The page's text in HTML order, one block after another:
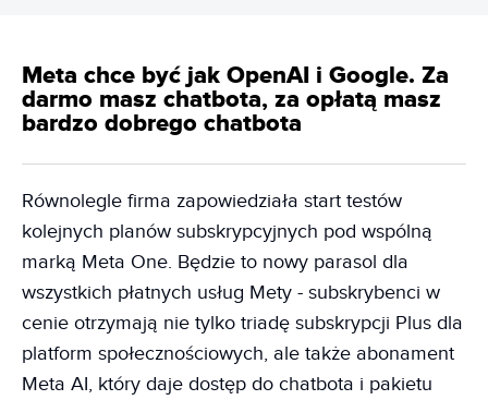
Meta chce być jak OpenAI i Google. Za
darmo masz chatbota, za opłatą masz
bardzo dobrego chatbota
Równolegle firma zapowiedziała start testów
kolejnych planów subskrypcyjnych pod wspólną
marką Meta One. Będzie to nowy parasol dla
wszystkich płatnych usług Mety - subskrybenci w
cenie otrzymają nie tylko triadę subskrypcji Plus dla
platform społecznościowych, ale także abonament
Meta AI, który daje dostęp do chatbota i pakietu